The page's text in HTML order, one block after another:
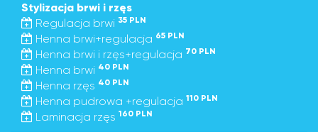
Stylizacja brwi i rzęs
Regulacja brwi 35 PLN
Henna brwi+regulacja 65 PLN
Henna brwi i rzęs+regulacja 70 PLN
Henna brwi 40 PLN
Henna rzęs 40 PLN
Henna pudrowa +regulacja 110 PLN
Laminacja rzęs 160 PLN